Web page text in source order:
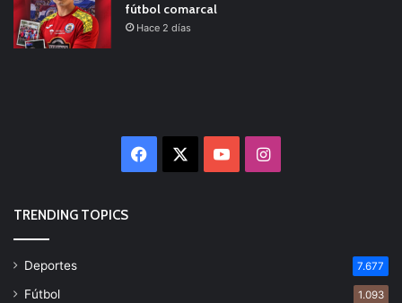
fútbol comarcal
Hace 2 días
Facebook YouTubeInstagram
TRENDING TOPICS
Deportes 7.677
Fútbol 1.093